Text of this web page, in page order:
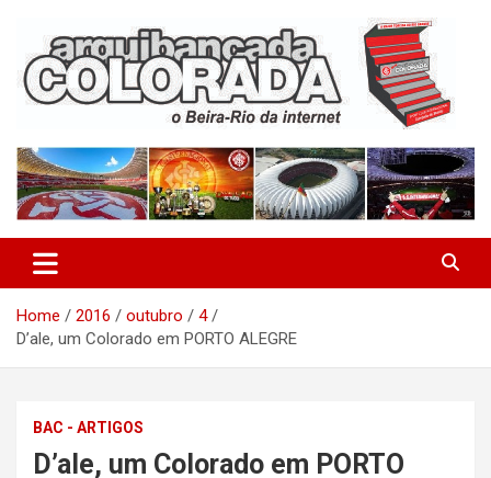
content
Arquibancada Colorada
Home 2016 outubro
4
D’ale, um Colorado em PORTO ALEGRE
BAC - ARTIGOS
D’ale, um Colorado em PORTO